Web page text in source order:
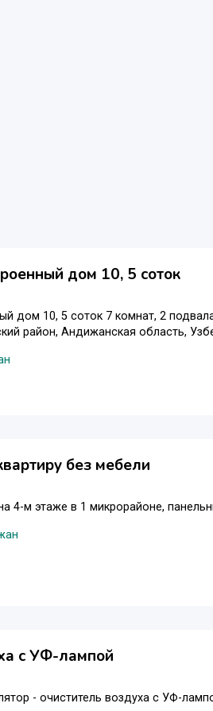
дом 10, 5 соток
дом 10, 5 соток 7 комнат, 2
район, Андижанская область,
без мебели
4-м этаже в 1 микрорайоне,
с УФ-лампой
- очиститель воздуха с УФ-